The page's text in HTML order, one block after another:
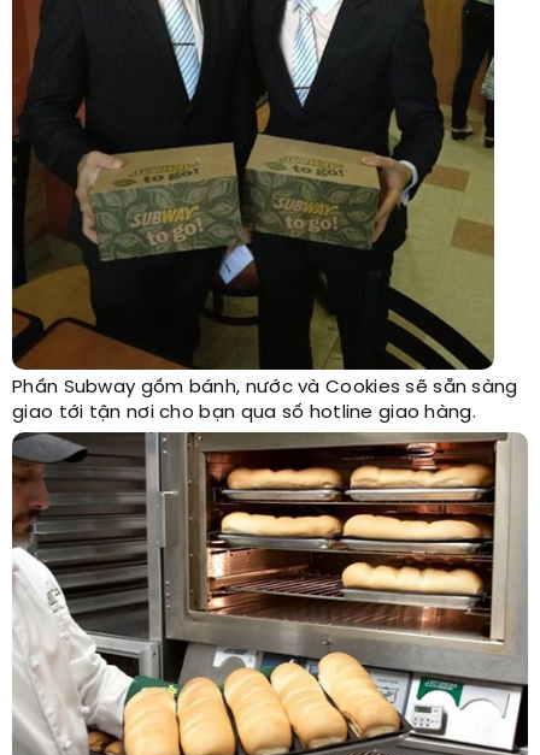
Phần Subway gồm bánh, nước và Cookies sẽ sẵn sàng
giao tới tận nơi cho bạn qua số hotline giao hàng.